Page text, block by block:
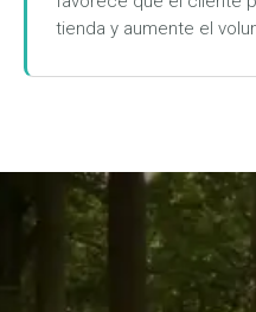
tienda y aumente el